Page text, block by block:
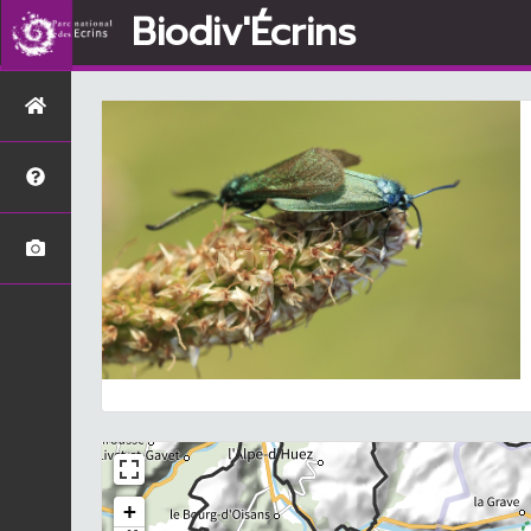
Biodiv'Écrins
+